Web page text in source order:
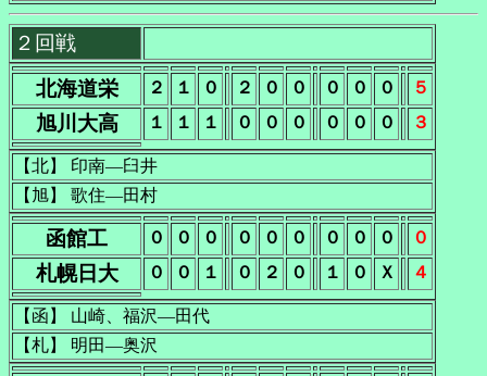
２回戦
北海道栄
２ １ ０ ２ ０ ０ ０ ０ ０ ５
旭川大高 １ １ １ ０ ０ ０ ０ ０ ０ ３
【北】 印南―臼井
【旭】 歌住―田村
函館工 ０ ０ ０ ０ ０ ０ ０ ０ ０ ０
札幌日大 ０ ０ １ ０ ２ ０ １ ０ Ｘ ４
【函】 山崎、福沢―田代
【札】 明田―奥沢